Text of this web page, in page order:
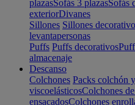
plazasSofás 3 plazasSofás
exteriorDivanes
Sillones Sillones
levantapersonas
Puffs Puffs decorativos
almacenaje
Descanso
Colchones Packs colchón
viscoelásticosColchones
ensacadosColchones